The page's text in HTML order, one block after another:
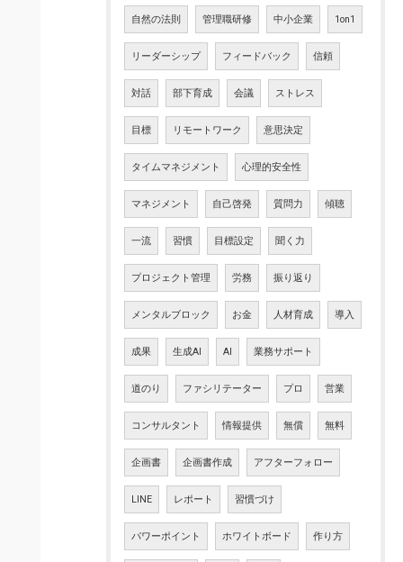
自然の法則 管理職研修 中小企業 1on1
リーダーシップ フィードバック 信頼
対話 部下育成 会議 ストレス
目標 リモートワーク 意思決定
タイムマネジメント 心理的安全性
マネジメント 自己啓発 質問力 傾聴
一流 習慣 目標設定 聞く力
プロジェクト管理 労務 振り返り
メンタルブロック お金 人材育成 導入
成果 生成AI AI 業務サポート
道のり ファシリテーター プロ 営業
コンサルタント 情報提供 無償 無料
企画書 企画書作成 アフターフォロー
LINE レポート 習慣づけ
パワーポイント ホワイトボード 作り方